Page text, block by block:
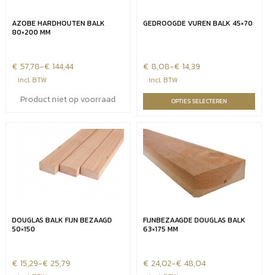
AZOBE HARDHOUTEN BALK
80×200 MM
€ 57,78-€ 144,44
Prijsklasse:
€57,78
€144,44
incl. BTW
Product niet op voorraad
GEDROOGDE VUREN BALK 45×70
€ 8,08-€ 14,39
Prijsklasse:
€8,08
tot
incl. BTW
OPTIES SELECTEREN
DOUGLAS BALK FIJN BEZAAGD
50×150
€ 15,29-€ 25,79
Prijsklasse:
FIJNBEZAAGDE DOUGLAS BALK
63×175 MM
€ 24,02-€ 48,04
Prijsklasse: